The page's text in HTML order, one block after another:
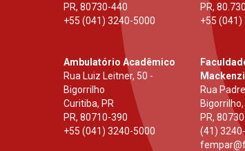
PR, 80730-440
+55 (041) 3240-5000
PR,
+55 (041)
Ambulatório Acadêmico
Rua Luiz Leitner, 50 -
Bigorrilho
Curitiba, PR
PR, 80710-390
+55 (041) 3240-5000
Rua
PR,
(41)